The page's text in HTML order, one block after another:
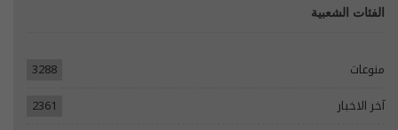
الفئات الشعبية
منوعات
3288
آخر الاخبار
2361